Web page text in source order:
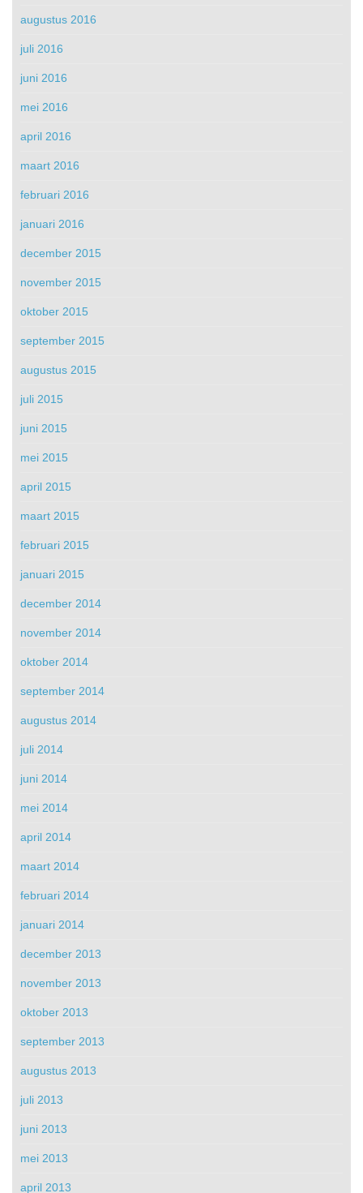
augustus 2016
juli 2016
juni 2016
mei 2016
april 2016
maart 2016
februari 2016
januari 2016
december 2015
november 2015
oktober 2015
september 2015
augustus 2015
juli 2015
juni 2015
mei 2015
april 2015
maart 2015
februari 2015
januari 2015
december 2014
november 2014
oktober 2014
september 2014
augustus 2014
juli 2014
juni 2014
mei 2014
april 2014
maart 2014
februari 2014
januari 2014
december 2013
november 2013
oktober 2013
september 2013
augustus 2013
juli 2013
juni 2013
mei 2013
april 2013